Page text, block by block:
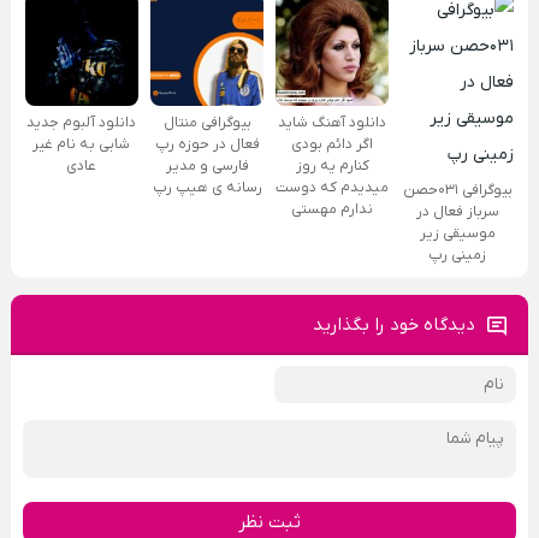
بیوگرافی ۰۳۱حصن
سرباز فعال در
موسیقی زیر
زمینی رپ
دانلود آهنگ شاید
اگر دائم بودی
کنارم یه روز
میدیدم که دوست
ندارم مهستی
بیوگرافی منتال
فعال در حوزه رپ
فارسی و مدیر
رسانه ی هیپ رپ
دانلود آلبوم جدید
شابی به نام غیر
عادی
دیدگاه خود را بگذارید
ثبت نظر